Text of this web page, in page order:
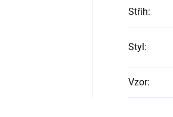
Střih:
Styl:
Vzor: